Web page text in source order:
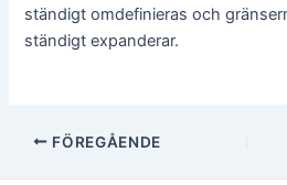
ständigt omdefinieras och
ständigt expanderar.
Inläggsnavigering
FÖREGÅENDE